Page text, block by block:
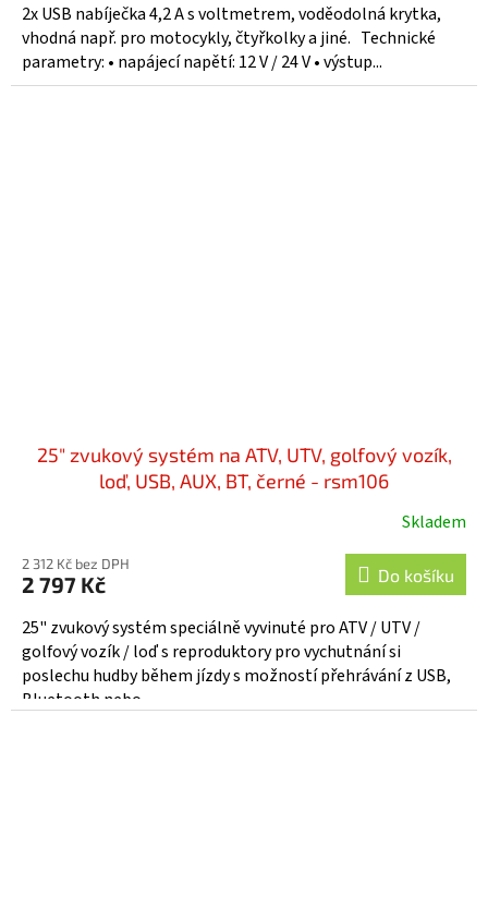
2x USB nabíječka 4,2 A s voltmetrem, voděodolná krytka,
vhodná např. pro motocykly, čtyřkolky a jiné. Technické
parametry: • napájecí napětí: 12 V / 24 V • výstup...
25" zvukový systém na ATV, UTV, golfový vozík,
loď, USB, AUX, BT, černé - rsm106
Skladem
2 312 Kč bez DPH
2 797 Kč Do košíku
25" zvukový systém speciálně vyvinuté pro ATV / UTV /
golfový vozík / loď s reproduktory pro vychutnání si
poslechu hudby během jízdy s možností přehrávání z USB,
Bluetooth nebo...